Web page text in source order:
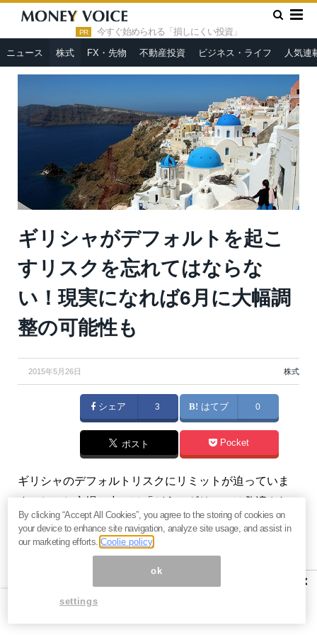
PR 今すぐ始められる「損しにくい投資」
ニュース 株式 FX・先物 不動産投資 ビジネス・ライフ 人気連
HOME » 株式 »
ギリシャがデフォルトを起こすリスクを忘れて
はならない！現実になれば6月に大幅調整の可能性も
ギリシャがデフォルトを起こ
すリスクを忘れてはならな
い！現実になれば6月に大幅調
整の可能性も
2015年5月26日 株式
シェア 3 はてブ 0
ポスト Pocket
ギリシャのデフォルトリスクにリミットが迫っていま
す。しかし市場の中には「どうせギリシャは救済され
る」という根拠のない安心ムードもあるようです。そ
んな中、藤井まり子さんは「ギリシャのデフォルトは
デフォルト回避は織り込み済みと
×
By clicking “Accept All Cookies”, you agree to the storing of cookies on
your device to enhance site navigation, analyze site usage, and assist in
our marketing efforts.Coolie policy
ok
settings